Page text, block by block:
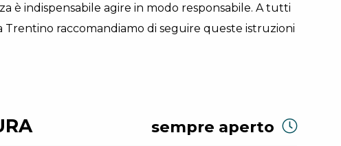
è indispensabile agire in modo responsabile. A tutti
Trentino raccomandiamo di seguire queste istruzioni
sempre aperto